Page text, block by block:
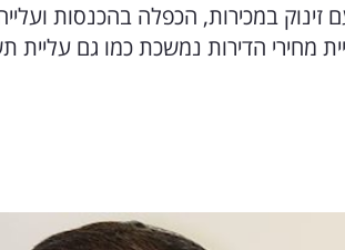
מחירי הדירות נמשכת כמו גם עליית